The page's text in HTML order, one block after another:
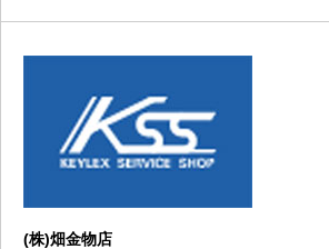
(株)畑金物店